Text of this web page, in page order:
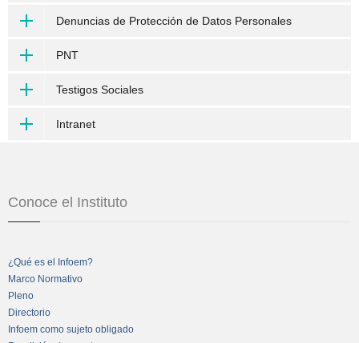
Denuncias de Protección de Datos Personales
PNT
Testigos Sociales
Intranet
Conoce el Instituto
¿Qué es el Infoem?
Marco Normativo
Pleno
Directorio
Infoem como sujeto obligado